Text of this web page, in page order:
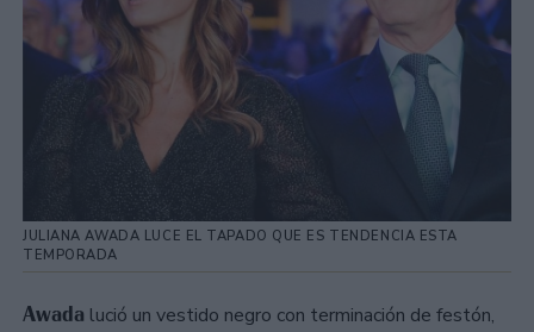
JULIANA AWADA LUCE EL TAPADO QUE ES TENDENCIA ESTA
TEMPORADA
Awada lució un vestido negro con terminación de festón,